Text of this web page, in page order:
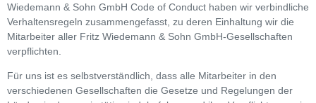
Wiedemann & Sohn GmbH Code of Conduct haben wir verbindliche
Verhaltensregeln zusammengefasst, zu deren Einhaltung wir die
Mitarbeiter aller Fritz Wiedemann & Sohn GmbH-Gesellschaften
verpflichten.
Für uns ist es selbstverständlich, dass alle Mitarbeiter in den
verschiedenen Gesellschaften die Gesetze und Regelungen der